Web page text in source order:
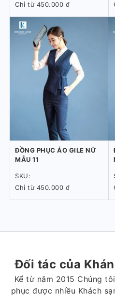
Chỉ từ 450.000 đ
ĐỒNG PHỤC ÁO GILE NỮ
MẪU 11
SKU:
Chỉ từ 450.000 đ
Đối tác của
Kể từ năm 2015 Chúng
phục được nhiều Khách